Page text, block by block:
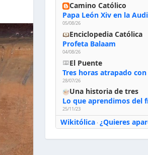
Camino Católico
05/08/26
Enciclopedia Católica
Profeta Balaam
04/08/26
El Puente
28/07/26
Una historia de tres
25/11/23
Wikitólica· ¿Quieres